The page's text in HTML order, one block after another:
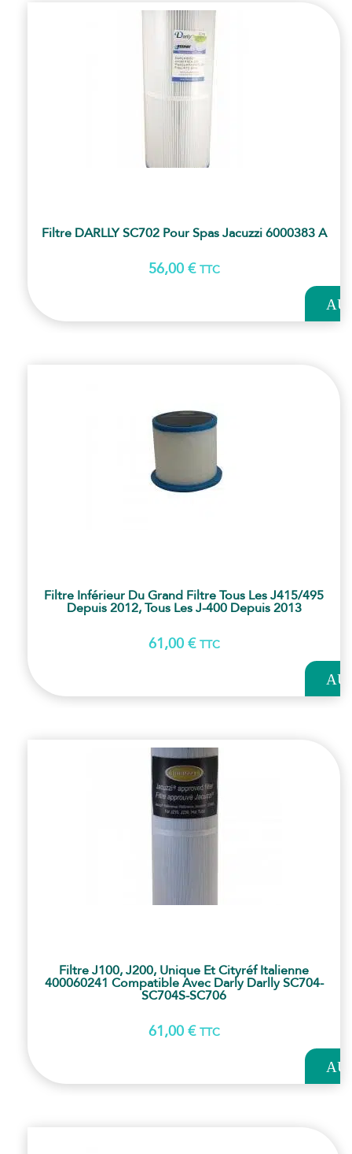
Filtre DARLLY SC702 Pour Spas Jacuzzi 6000383 A
56,00 € TTC
AU
Filtre Inférieur Du Grand Filtre Tous Les J415/495
Depuis 2012, Tous Les J-400 Depuis 2013
61,00 € TTC
AU
Filtre J100, J200, Unique Et Cityréf Italienne
400060241 Compatible Avec Darly Darlly SC704-
SC704S-SC706
61,00 € TTC
AU